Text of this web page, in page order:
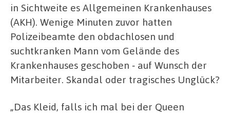
in Sichtweite es Allgemeinen Krankenhauses
(AKH). Wenige Minuten zuvor hatten
Polizeibeamte den obdachlosen und
suchtkranken Mann vom Gelände des
Krankenhauses geschoben ‑ auf Wunsch der
Mitarbeiter. Skandal oder tragisches Unglück?
„Das Kleid, falls ich mal bei der Queen